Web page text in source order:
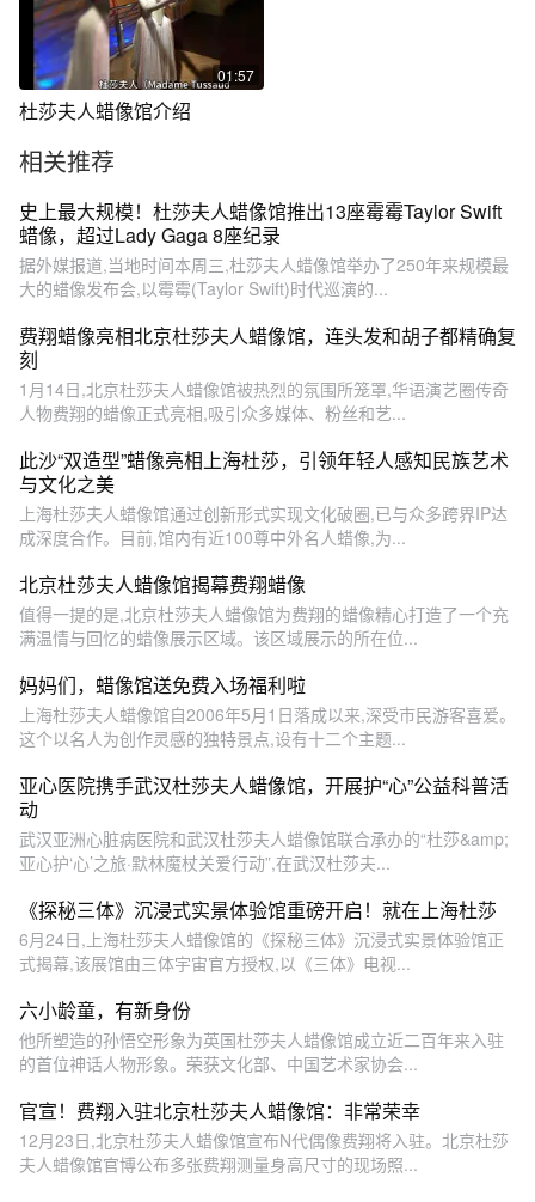
01:57
杜莎夫人蜡像馆介绍
相关推荐
史上最大规模！杜莎夫人蜡像馆推出13座霉霉Taylor Swift
蜡像，超过Lady Gaga 8座纪录
据外媒报道,当地时间本周三,杜莎夫人蜡像馆举办了250年来规模最
大的蜡像发布会,以霉霉(Taylor Swift)时代巡演的...
费翔蜡像亮相北京杜莎夫人蜡像馆，连头发和胡子都精确复
刻
1月14日,北京杜莎夫人蜡像馆被热烈的氛围所笼罩,华语演艺圈传奇
人物费翔的蜡像正式亮相,吸引众多媒体、粉丝和艺...
此沙“双造型”蜡像亮相上海杜莎，引领年轻人感知民族艺术
与文化之美
上海杜莎夫人蜡像馆通过创新形式实现文化破圈,已与众多跨界IP达
成深度合作。目前,馆内有近100尊中外名人蜡像,为...
北京杜莎夫人蜡像馆揭幕费翔蜡像
值得一提的是,北京杜莎夫人蜡像馆为费翔的蜡像精心打造了一个充
满温情与回忆的蜡像展示区域。该区域展示的所在位...
妈妈们，蜡像馆送免费入场福利啦
上海杜莎夫人蜡像馆自2006年5月1日落成以来,深受市民游客喜爱。
这个以名人为创作灵感的独特景点,设有十二个主题...
亚心医院携手武汉杜莎夫人蜡像馆，开展护“心”公益科普活
动
武汉亚洲心脏病医院和武汉杜莎夫人蜡像馆联合承办的“杜莎&amp;
亚心护‘心’之旅·默林魔杖关爱行动”,在武汉杜莎夫...
《探秘三体》沉浸式实景体验馆重磅开启！就在上海杜莎
6月24日,上海杜莎夫人蜡像馆的《探秘三体》沉浸式实景体验馆正
式揭幕,该展馆由三体宇宙官方授权,以《三体》电视...
六小龄童，有新身份
他所塑造的孙悟空形象为英国杜莎夫人蜡像馆成立近二百年来入驻
的首位神话人物形象。荣获文化部、中国艺术家协会...
官宣！费翔入驻北京杜莎夫人蜡像馆：非常荣幸
12月23日,北京杜莎夫人蜡像馆宣布N代偶像费翔将入驻。北京杜莎
夫人蜡像馆官博公布多张费翔测量身高尺寸的现场照...